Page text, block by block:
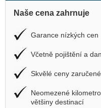
Naše cena zahrnuje
Garance nízkých cen
Včetně pojištění a
Skvělé ceny zaručené
Neomezené
většiny destinací